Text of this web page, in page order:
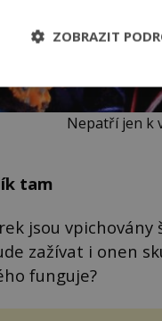
Nepatří jen k
tam
jsou
zažívat i onen
funguje?
ZOBRAZIT